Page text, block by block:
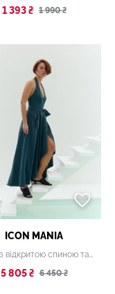
1 393 ₴ 1 990 ₴
ICON MANIA
Сукня з відкритою спиною та глибоким V-вирізом
5 805 ₴ 6 450 ₴